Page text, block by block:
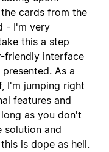
cards from the
- I'm very
this a step
friendly interface
As a
I'm jumping right
features and
as you don't
solution and
is dope as hell.